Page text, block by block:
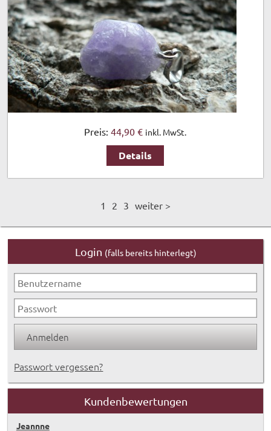
Preis:44,90 € inkl. MwSt.
Details
1 2 3 weiter >
Login (falls bereits hinterlegt)
Passwort vergessen?
Kundenbewertungen
Jeannne